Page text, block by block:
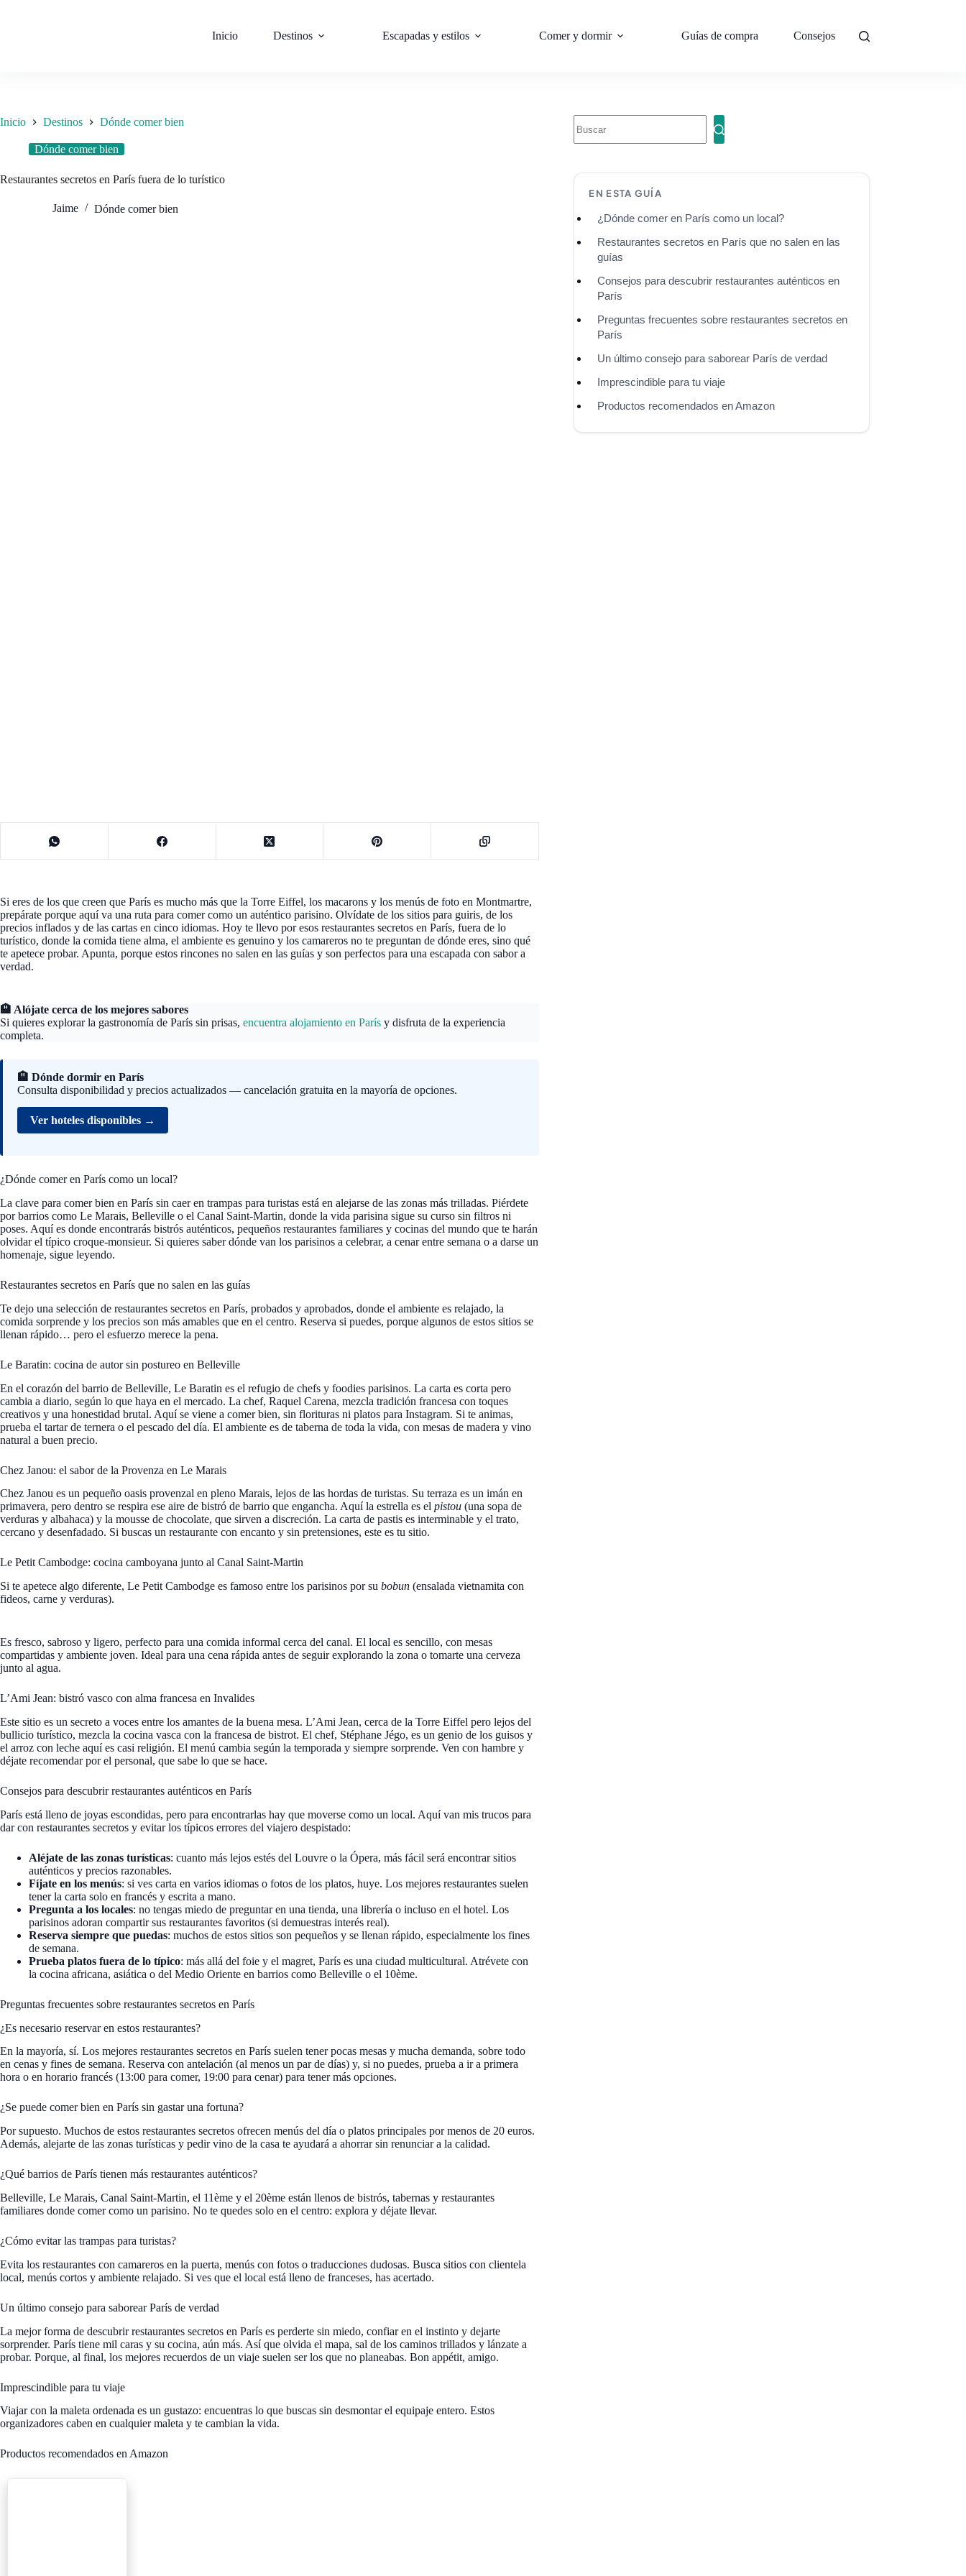
Inicio Destinos Escapadas y estilos Comer y dormir Guías de compra Consejos
Inicio Destinos Dónde comer bien
Dónde comer bien
Restaurantes secretos en París fuera de lo turístico
Jaime Dónde comer bien
Si eres de los que creen que París es mucho más que la Torre Eiffel, los macarons y los menús de foto en Montmartre,
prepárate porque aquí va una ruta para comer como un auténtico parisino. Olvídate de los sitios para guiris, de los
precios inflados y de las cartas en cinco idiomas. Hoy te llevo por esos restaurantes secretos en París, fuera de lo
turístico, donde la comida tiene alma, el ambiente es genuino y los camareros no te preguntan de dónde eres, sino qué
te apetece probar. Apunta, porque estos rincones no salen en las guías y son perfectos para una escapada con sabor a
verdad.
🏨 Alójate cerca de los mejores sabores
Si quieres explorar la gastronomía de París sin prisas, encuentra alojamiento en París y disfruta de la experiencia
completa.
🏨 Dónde dormir en París
Consulta disponibilidad y precios actualizados — cancelación gratuita en la mayoría de opciones.
Ver hoteles disponibles →
¿Dónde comer en París como un local?
La clave para comer bien en París sin caer en trampas para turistas está en alejarse de las zonas más trilladas. Piérdete
por barrios como Le Marais, Belleville o el Canal Saint-Martin, donde la vida parisina sigue su curso sin filtros ni
poses. Aquí es donde encontrarás bistrós auténticos, pequeños restaurantes familiares y cocinas del mundo que te harán
olvidar el típico croque-monsieur. Si quieres saber dónde van los parisinos a celebrar, a cenar entre semana o a darse un
homenaje, sigue leyendo.
Restaurantes secretos en París que no salen en las guías
Te dejo una selección de restaurantes secretos en París, probados y aprobados, donde el ambiente es relajado, la
comida sorprende y los precios son más amables que en el centro. Reserva si puedes, porque algunos de estos sitios se
llenan rápido… pero el esfuerzo merece la pena.
Le Baratin: cocina de autor sin postureo en Belleville
En el corazón del barrio de Belleville, Le Baratin es el refugio de chefs y foodies parisinos. La carta es corta pero
cambia a diario, según lo que haya en el mercado. La chef, Raquel Carena, mezcla tradición francesa con toques
creativos y una honestidad brutal. Aquí se viene a comer bien, sin florituras ni platos para Instagram. Si te animas,
prueba el tartar de ternera o el pescado del día. El ambiente es de taberna de toda la vida, con mesas de madera y vino
natural a buen precio.
Chez Janou: el sabor de la Provenza en Le Marais
Chez Janou es un pequeño oasis provenzal en pleno Marais, lejos de las hordas de turistas. Su terraza es un imán en
primavera, pero dentro se respira ese aire de bistró de barrio que engancha. Aquí la estrella es el pistou (una sopa de
verduras y albahaca) y la mousse de chocolate, que sirven a discreción. La carta de pastis es interminable y el trato,
cercano y desenfadado. Si buscas un restaurante con encanto y sin pretensiones, este es tu sitio.
Le Petit Cambodge: cocina camboyana junto al Canal Saint-Martin
Si te apetece algo diferente, Le Petit Cambodge es famoso entre los parisinos por su bobun (ensalada vietnamita con
fideos, carne y verduras).
Es fresco, sabroso y ligero, perfecto para una comida informal cerca del canal. El local es sencillo, con mesas
compartidas y ambiente joven. Ideal para una cena rápida antes de seguir explorando la zona o tomarte una cerveza
junto al agua.
L’Ami Jean: bistró vasco con alma francesa en Invalides
Este sitio es un secreto a voces entre los amantes de la buena mesa. L’Ami Jean, cerca de la Torre Eiffel pero lejos del
bullicio turístico, mezcla la cocina vasca con la francesa de bistrot. El chef, Stéphane Jégo, es un genio de los guisos y
el arroz con leche aquí es casi religión. El menú cambia según la temporada y siempre sorprende. Ven con hambre y
déjate recomendar por el personal, que sabe lo que se hace.
Consejos para descubrir restaurantes auténticos en París
París está lleno de joyas escondidas, pero para encontrarlas hay que moverse como un local. Aquí van mis trucos para
dar con restaurantes secretos y evitar los típicos errores del viajero despistado:
Aléjate de las zonas turísticas: cuanto más lejos estés del Louvre o la Ópera, más fácil será encontrar sitios
auténticos y precios razonables.
Fíjate en los menús: si ves carta en varios idiomas o fotos de los platos, huye. Los mejores restaurantes suelen
tener la carta solo en francés y escrita a mano.
Pregunta a los locales: no tengas miedo de preguntar en una tienda, una librería o incluso en el hotel. Los
parisinos adoran compartir sus restaurantes favoritos (si demuestras interés real).
Reserva siempre que puedas: muchos de estos sitios son pequeños y se llenan rápido, especialmente los fines
de semana.
Prueba platos fuera de lo típico: más allá del foie y el magret, París es una ciudad multicultural. Atrévete con
la cocina africana, asiática o del Medio Oriente en barrios como Belleville o el 10ème.
Preguntas frecuentes sobre restaurantes secretos en París
¿Es necesario reservar en estos restaurantes?
En la mayoría, sí. Los mejores restaurantes secretos en París suelen tener pocas mesas y mucha demanda, sobre todo
en cenas y fines de semana. Reserva con antelación (al menos un par de días) y, si no puedes, prueba a ir a primera
hora o en horario francés (13:00 para comer, 19:00 para cenar) para tener más opciones.
¿Se puede comer bien en París sin gastar una fortuna?
Por supuesto. Muchos de estos restaurantes secretos ofrecen menús del día o platos principales por menos de 20 euros.
Además, alejarte de las zonas turísticas y pedir vino de la casa te ayudará a ahorrar sin renunciar a la calidad.
¿Qué barrios de París tienen más restaurantes auténticos?
Belleville, Le Marais, Canal Saint-Martin, el 11ème y el 20ème están llenos de bistrós, tabernas y restaurantes
familiares donde comer como un parisino. No te quedes solo en el centro: explora y déjate llevar.
¿Cómo evitar las trampas para turistas?
Evita los restaurantes con camareros en la puerta, menús con fotos o traducciones dudosas. Busca sitios con clientela
local, menús cortos y ambiente relajado. Si ves que el local está lleno de franceses, has acertado.
Un último consejo para saborear París de verdad
La mejor forma de descubrir restaurantes secretos en París es perderte sin miedo, confiar en el instinto y dejarte
sorprender. París tiene mil caras y su cocina, aún más. Así que olvida el mapa, sal de los caminos trillados y lánzate a
probar. Porque, al final, los mejores recuerdos de un viaje suelen ser los que no planeabas. Bon appétit, amigo.
Imprescindible para tu viaje
Viajar con la maleta ordenada es un gustazo: encuentras lo que buscas sin desmontar el equipaje entero. Estos
organizadores caben en cualquier maleta y te cambian la vida.
Productos recomendados en Amazon
EN ESTA GUÍA
¿Dónde comer en París como un local?
Restaurantes secretos en París que no salen en las
guías
Consejos para descubrir restaurantes auténticos en
París
Preguntas frecuentes sobre restaurantes secretos en
París
Un último consejo para saborear París de verdad
Imprescindible para tu viaje
Productos recomendados en Amazon